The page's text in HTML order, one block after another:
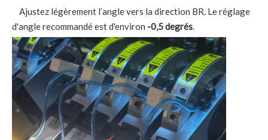
Ajustez légèrement l’angle vers la direction BR. Le réglage
d'angle recommandé est d'environ -0,5 degrés.